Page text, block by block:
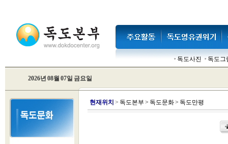
독도사진 독도그
2026년 08월 07일 금요일
현재위치 > 독도본부 > 독도문화> 독도만평